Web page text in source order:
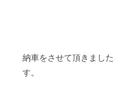
納車をさせて頂きまし
す。